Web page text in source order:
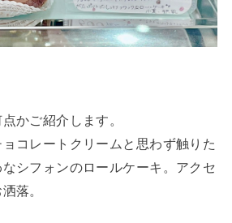
かご紹介します。
コレートクリームと思わず触りた
シフォンのロールケーキ。アクセ
落。